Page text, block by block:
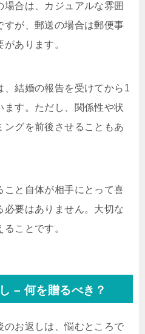
合は、カジュアルな雰囲
すが、郵送の場合は郵便事
あります。
、結婚の報告を受けてから1
ます。ただし、関係性や状
グを前後させることもあ
こと自体が相手にとって喜
必要はありません。大切な
ことです。
– 何を贈るべき？
のお返しは、悩むところで